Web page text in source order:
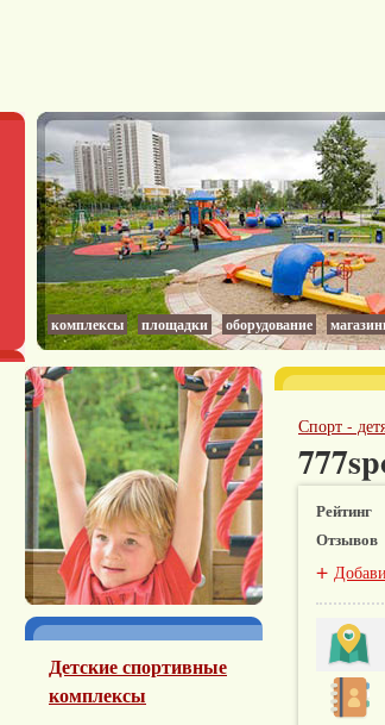
комплексы площадки оборудование
Детские спортивные
комплексы
Спорт -
Рейтинг
Отзывов
+